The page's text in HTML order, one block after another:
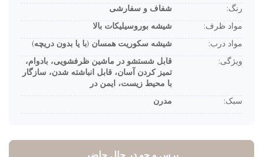
شفاف و سفارشی
مواد ظرف: شیشه بوروسیلیکات بالا
مواد درب: شیشه سکوریت همسان (با یا بدون دریچه)
ویژگی:
قابل شستشو در ماشین ظرفشویی، بادوام،
تمیز کردن آسان، قابل انباشته شدن، سازگار
با محیط زیست، ایمن در
سبک: مدرن
پرس و جو در حال حاضر